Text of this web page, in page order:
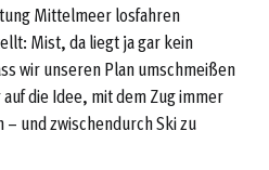
Mittelmeer losfahren
Mist, da liegt ja gar kein
wir unseren Plan umschmeißen
die Idee, mit dem Zug immer
und zwischendurch Ski zu